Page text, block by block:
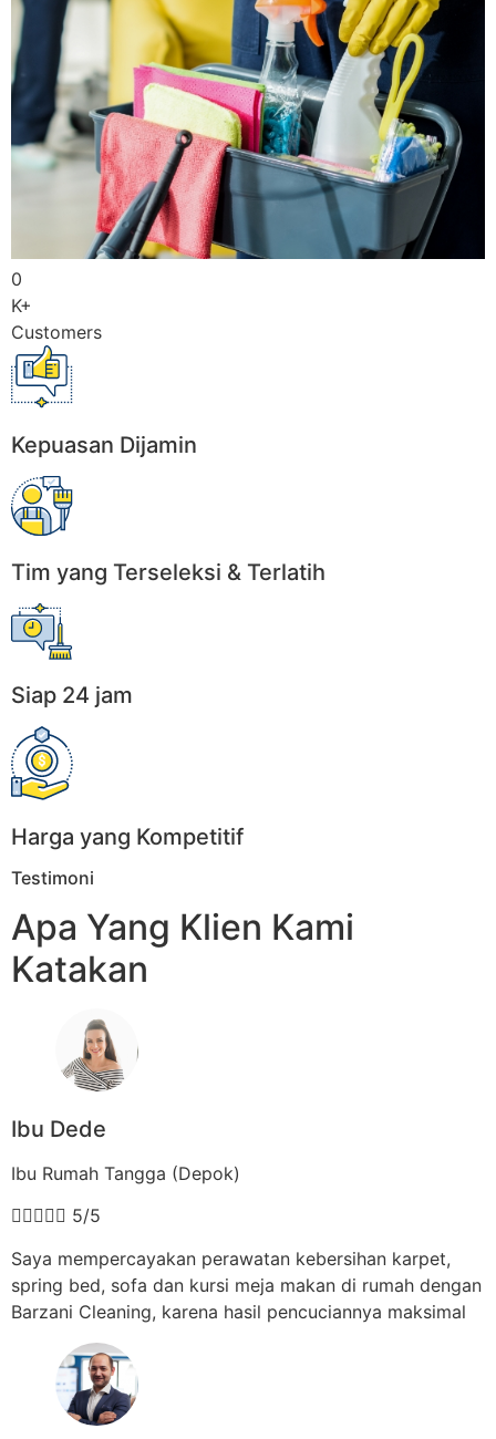
0
K+
Customers
Kepuasan Dijamin
Tim yang Terseleksi & Terlatih
Siap 24 jam
Harga yang Kompetitif
Testimoni
Apa Yang Klien Kami
Katakan
Ibu Dede
Ibu Rumah Tangga (Depok)
 5/5
Saya mempercayakan perawatan kebersihan karpet,
spring bed, sofa dan kursi meja makan di rumah dengan
Barzani Cleaning, karena hasil pencuciannya maksimal